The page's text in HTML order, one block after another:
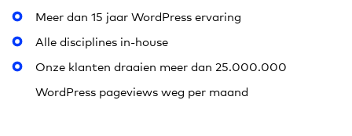
Meer dan 15 jaar WordPress ervaring
Alle disciplines in-house
Onze klanten draaien meer dan 25.000.000
WordPress pageviews weg per maand